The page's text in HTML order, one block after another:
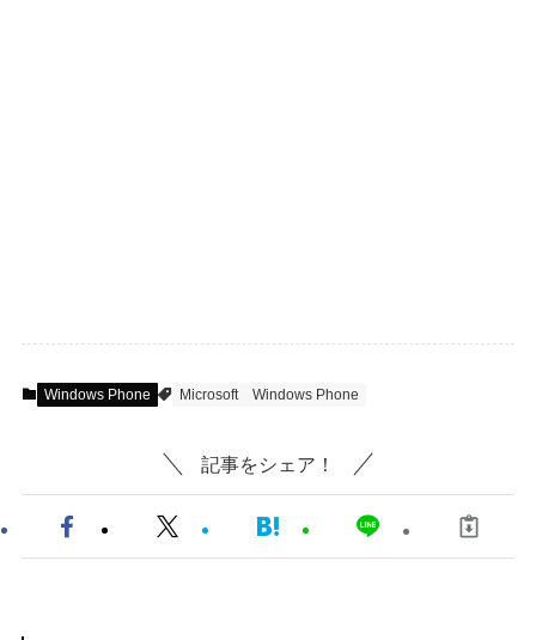
Windows Phone Microsoft Windows Phone
記事をシェア！